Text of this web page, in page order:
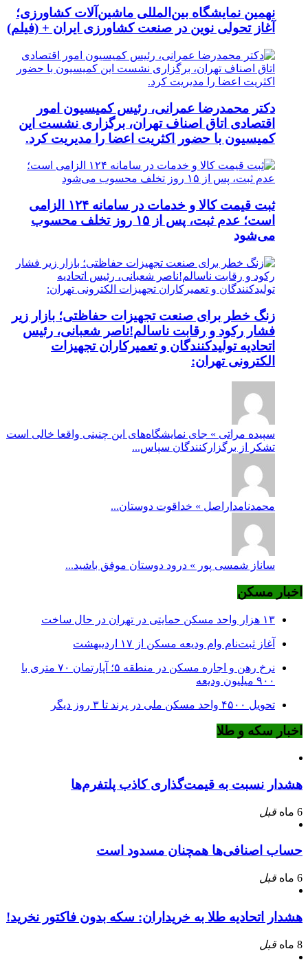
نهمین نمایشگاه بین‌المللی ماشین‌آلات کشاورزی؛
آغاز تحولی نوین در صنعت کشاورزی ایران + (فیلم)
دکتر محمدرضا عمرانی، رئیس کمیسیون امور
اقتصادی اتاق اصناف تهران، برگزاری نشست این
کمیسیون با حضور اکثریت اعضا را مدیریت کرد.
ثبت قیمت کالا و خدمات در سامانه ۱۲۴ الزامی
است؛ عدم ثبت، پس از ۱۵ روز تخلف محسوب
می‌شود
زنگ خطر برای صنعت تجهیزات حفاظتی؛ بازار زیر
فشار رکود و رقابت ناسالم!ناصر شعبانی، رئیس
اتحادیه تولیدکنندگان و تعمیرکاران تجهیزات
الکترونی تهران:
سپیده مراتی » جای نمایشگاه‌های این چنینی واقعا خالی است
تشکر از برگزارکنندگان سپاس...
محمدنامداراصل » خداقوت دوستان...
ساناز شمسی پور » درود دوستان موفق باشید...
اخبار مسکن
۱۳ هزار واحد مسکن حمایتی در تهران در حال ساخت
آغاز ثبت‌نام وام ودیعه مسکن از ۱۷ اردیبهشت
نرخ‌ رهن و اجاره مسکن در منطقه ۵؛ آپارتمان ۷۰ متری با
۹۰۰ میلیون ودیعه
تحویل ۴۵۰۰ واحد مسکن ملی در پرند تا ۳ روز دیگر
اخبار سکه و طلا
هشدار نسبت به قیمت‌گذاری کاذب پلتفرم‌ها
6 ماه قبل
حساب اصنافی‌ها همچنان مسدود است
6 ماه قبل
هشدار اتحادیه طلا به خریداران: سکه بدون فاکتور نخرید!
8 ماه قبل